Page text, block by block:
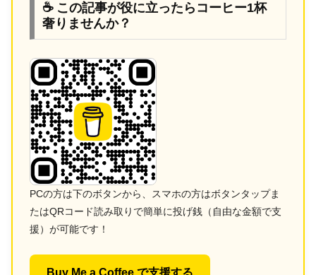
☕ この記事が役に立ったらコーヒー1杯
奢りませんか？
PCの方は下のボタンから、スマホの方はボタンタップま
たはQRコード読み取りで簡単に投げ銭（自由な金額で支
援）が可能です！